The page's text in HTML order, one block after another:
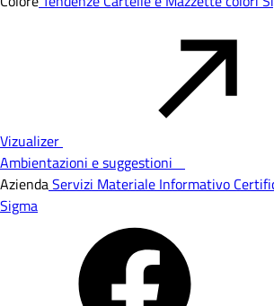
Vizualizer
Ambientazioni e suggestioni
AziendaServizi Materiale Informativo
Sigma